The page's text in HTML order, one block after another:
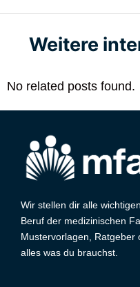
Weitere
No related posts found.
Wir stellen dir alle
Beruf der medizinischen
Mustervorlagen, Ratgeber
alles was du brauchst.